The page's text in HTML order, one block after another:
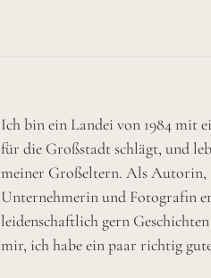
Ich bin ein Landei von 1984 mit
für die Großstadt schlägt, und
meiner Großeltern. Als Autorin,
Unternehmerin und Fotografin
leidenschaftlich gern
mir, ich habe ein paar richtig